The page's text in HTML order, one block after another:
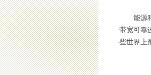
能源
带宽可靠
些世界上